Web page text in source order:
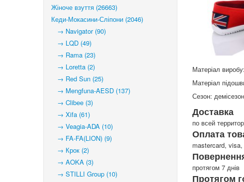
Жіноче взуття (26663)
Кеди-Мокасини-Сліпони (2046)
→ Navigator (90)
→ LQD (49)
→ Rama (23)
→ Loretta (2)
→ Red Sun (25)
→ Mengfuna-AESD (137)
→ Clibee (3)
→ Xifa (61)
→ Veagia-ADA (10)
→ FA-FA(LION) (9)
→ Крок (2)
→ AOKA (3)
→ STILLI Group (10)
Матеріал
Матеріал
Сезон: демісезон
Доставка
по всей
Оплата
mastercard, visa,
протягом 7 днів
Протягом